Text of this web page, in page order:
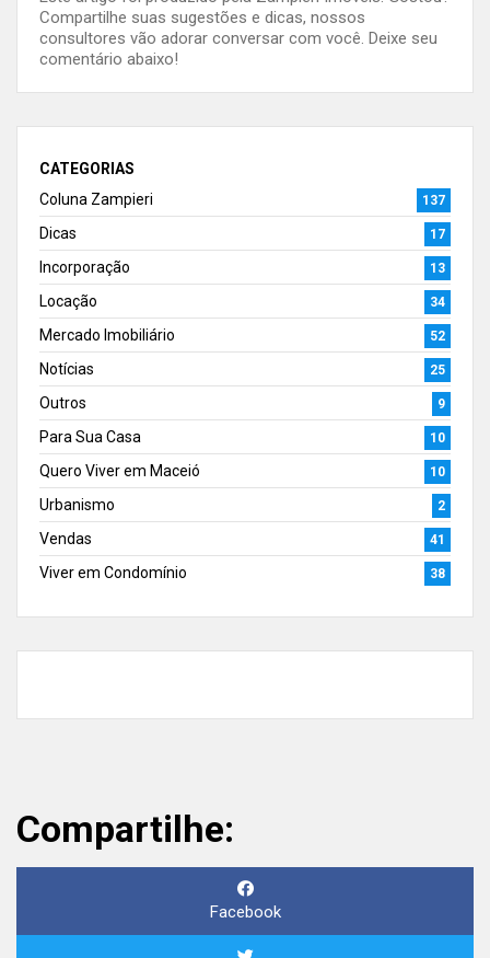
Compartilhe suas sugestões e dicas, nossos
consultores vão adorar conversar com você. Deixe seu
comentário abaixo!
CATEGORIAS
Coluna Zampieri
137
Dicas 17
Incorporação 13
Locação 34
Mercado Imobiliário 52
Notícias 25
Outros 9
Para Sua Casa 10
Quero Viver em Maceió 10
Urbanismo 2
Vendas 41
Viver em Condomínio 38
Compartilhe:
Facebook